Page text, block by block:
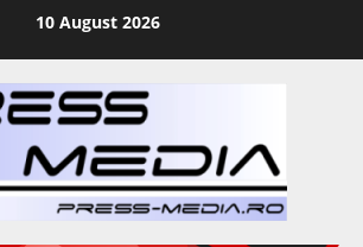
10 August 2026